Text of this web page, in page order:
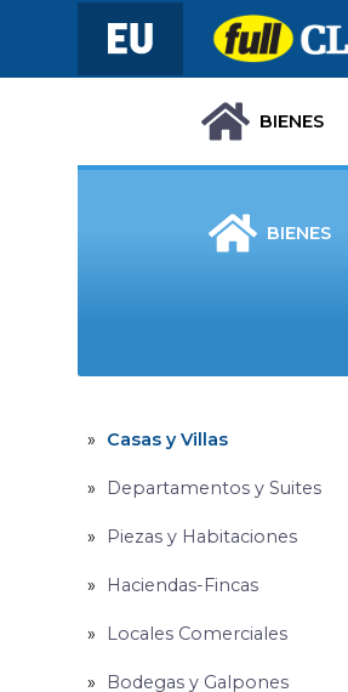
BIENES
BIENES
Casas y Villas
Departamentos y Suites
Piezas y Habitaciones
Haciendas-Fincas
Locales Comerciales
Bodegas y Galpones